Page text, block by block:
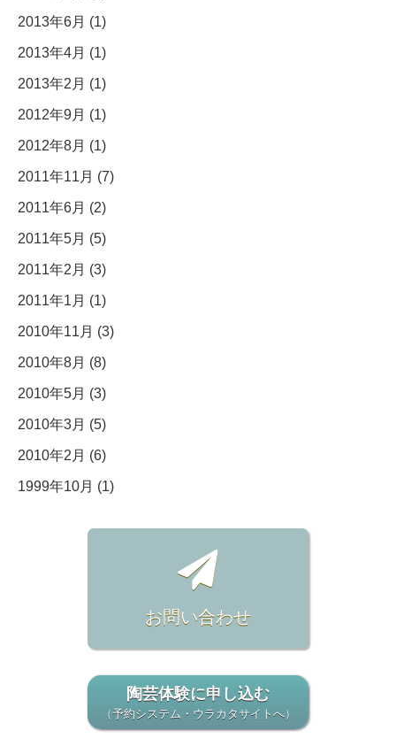
2013年6月 (1)
2013年4月 (1)
2013年2月 (1)
2012年9月 (1)
2012年8月 (1)
2011年11月 (7)
2011年6月 (2)
2011年5月 (5)
2011年2月 (3)
2011年1月 (1)
2010年11月 (3)
2010年8月 (8)
2010年5月 (3)
2010年3月 (5)
2010年2月 (6)
1999年10月 (1)
お問い合わせ
陶芸体験に申し込む
（予約システム・ウラカタサイトへ）